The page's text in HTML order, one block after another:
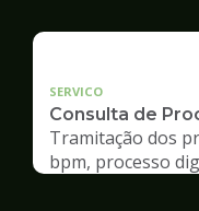
SERVICO
Consulta de
Tramitação dos
bpm, processo